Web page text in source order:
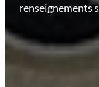
renseignements